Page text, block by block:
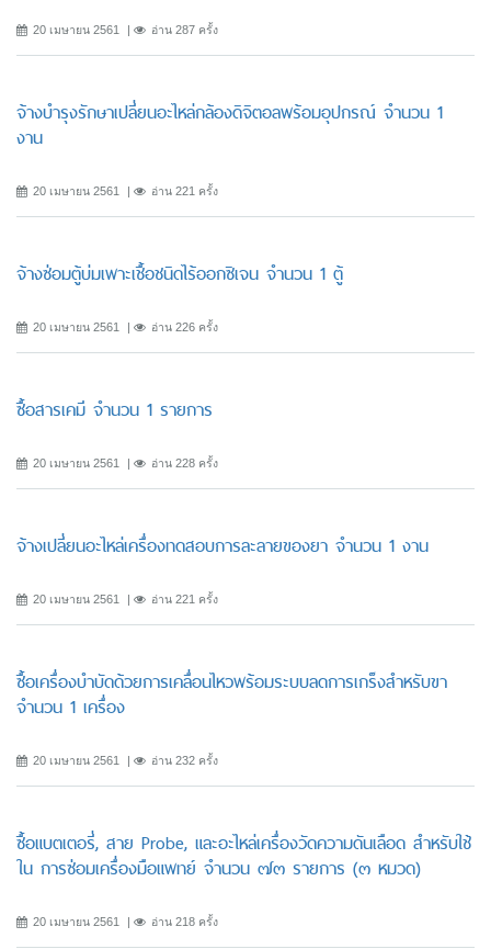
20 เมษายน 2561 อ่าน 287 ครั้ง
จ้างบำรุงรักษาเปลี่ยนอะไหล่กล้องดิจิตอลพร้อมอุปกรณ์ จำนวน 1
งาน
20 เมษายน 2561 อ่าน 221 ครั้ง
จ้างซ่อมตู้บ่มเพาะเชื้อชนิดไร้ออกซิเจน จำนวน 1 ตู้
20 เมษายน 2561 อ่าน 226 ครั้ง
ซื้อสารเคมี จำนวน 1 รายการ
20 เมษายน 2561 อ่าน 228 ครั้ง
จ้างเปลี่ยนอะไหล่เครื่องทดสอบการละลายของยา จำนวน 1 งาน
20 เมษายน 2561 อ่าน 221 ครั้ง
ซื้อเครื่องบำบัดด้วยการเคลื่อนไหวพร้อมระบบลดการเกร็งสำหรับขา
จำนวน 1 เครื่อง
20 เมษายน 2561 อ่าน 232 ครั้ง
ซื้อแบตเตอรี่, สาย Probe, และอะไหล่เครื่องวัดความดันเลือด สำหรับใช้
ใน การซ่อมเครื่องมือแพทย์ จำนวน ๗๓ รายการ (๓ หมวด)
20 เมษายน 2561 อ่าน 218 ครั้ง